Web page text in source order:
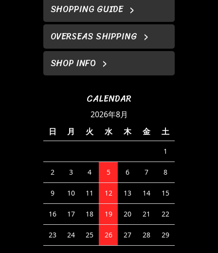
SHOPPING GUIDE
OVERSEAS SHIPPING
SHOP INFO
CALENDAR
2026年8月
日
月 火 水 木 金 土
1
2 3 4 5 6 7 8
9 10 11 12 13 14 15
16 17 18 19 20 21 22
23 24 25 26 27 28 29